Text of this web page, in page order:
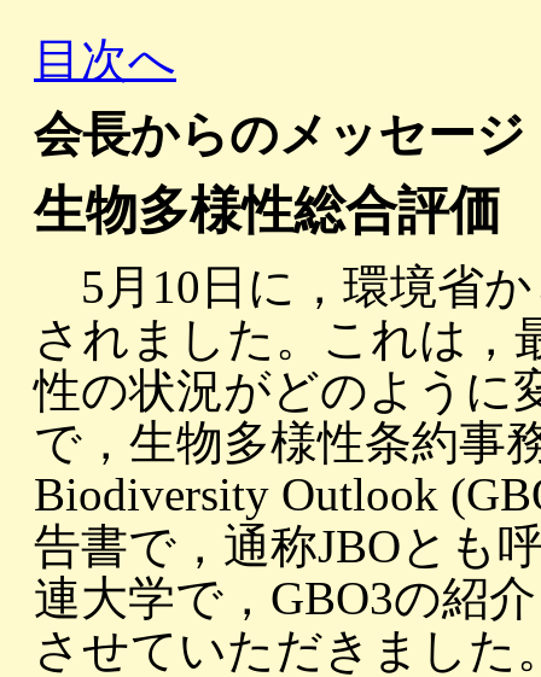
目次へ
会長からのメッセー
生物多様性総合評価
5月10日に，環境省
されました。これは，
性の状況がどのように
で，生物多様性条約事
Biodiversity Outlook
告書で，通称JBOとも
連大学で，GBO3の紹
させていただきました